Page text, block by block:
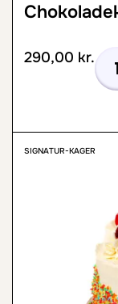
290,00 kr.
SIGNATUR-KAGER